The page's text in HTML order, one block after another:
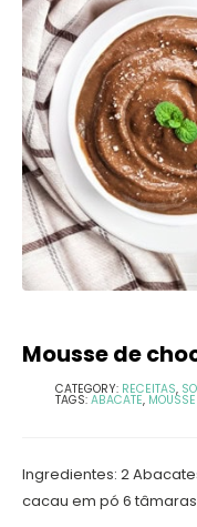
Mousse de
CATEGORY: RECEITAS,
TAGS: ABACATE, MOUSSE
Ingredientes: 2
cacau em pó 6